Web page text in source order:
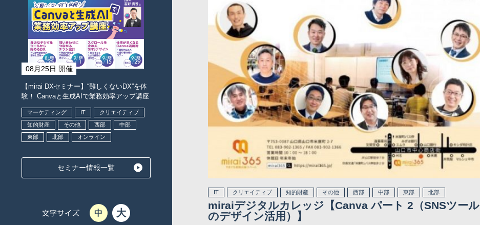
08月25日 開催
【mirai DXセミナー】“難しくないDX”を体
験！ Canvaと生成AIで業務効率アップ講座
マーケティング IT
クリエイティブ
知的財産
その他 西部
中部
東部
北部 オンライン
セミナー情報一覧
中 大
IT クリエイティブ 知的財産 その他 西部 中部 東部 北部
miraiデジタルカレッジ【Canva パート 2（SNSツール
のデザイン活用）】